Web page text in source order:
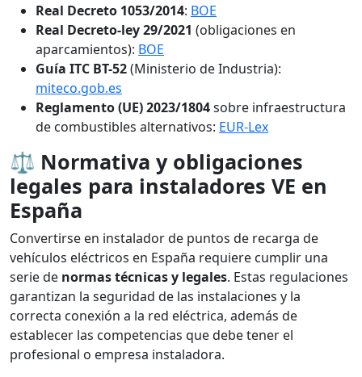
Real Decreto 1053/2014: BOE
Real Decreto-ley 29/2021 (obligaciones en
aparcamientos): BOE
Guía ITC BT-52(Ministerio de Industria):
miteco.gob.es
Reglamento (UE) 2023/1804sobre infraestructura
de combustibles alternativos: EUR-Lex
⚖️ Normativa y obligaciones
legales para instaladores VE en
España
Convertirse en instalador de puntos de recarga de
vehículos eléctricos en España requiere cumplir una
serie de normas técnicas y legales. Estas regulaciones
garantizan la seguridad de las instalaciones y la
correcta conexión a la red eléctrica, además de
establecer las competencias que debe tener el
profesional o empresa instaladora.